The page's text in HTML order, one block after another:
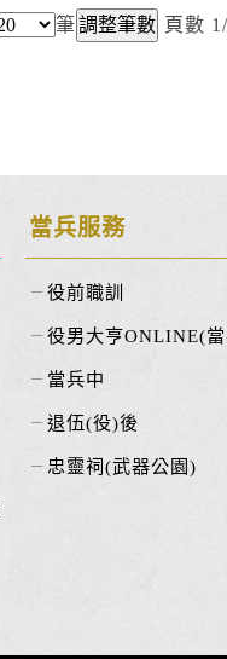
筆 頁數
當兵服務
役前職訓
役男大亨ONLINE(
當兵中
退伍(役)後
忠靈祠(武器公園)